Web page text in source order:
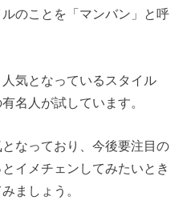
のことを「マンバン」と呼
気となっているスタイル
名人が試しています。
なっており、今後要注目の
イメチェンしてみたいとき
ましょう。